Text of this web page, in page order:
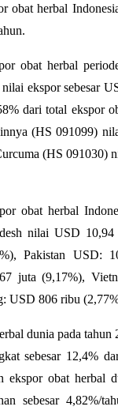
obat herbal
obat herbal
ekspor sebesar
dari total ekspor
(HS 091099)
(HS 091030)
obat herbal
nilai USD 10,94
Pakistan USD:
juta (9,17%),
USD 806 ribu
dunia pada tahun
sebesar 12,4%
ekspor obat herbal
sebesar 4,82%/